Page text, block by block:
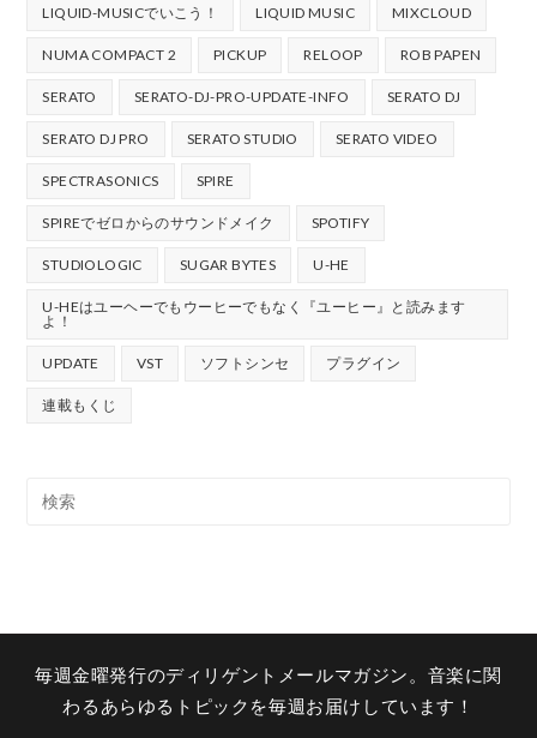
LIQUID-MUSICでいこう！ LIQUID MUSIC MIXCLOUD
NUMA COMPACT 2 PICKUP RELOOP ROB PAPEN
SERATO SERATO-DJ-PRO-UPDATE-INFO SERATO DJ
SERATO DJ PRO SERATO STUDIO SERATO VIDEO
SPECTRASONICS SPIRE
SPIREでゼロからのサウンドメイク SPOTIFY
STUDIOLOGIC SUGAR BYTES U-HE
U-HEはユーヘーでもウーヒーでもなく『ユーヒー』と読みます
よ！
UPDATE VST ソフトシンセ プラグイン
連載もくじ
毎週金曜発行のディリゲントメールマガジン。音楽に関
わるあらゆるトピックを毎週お届けしています！